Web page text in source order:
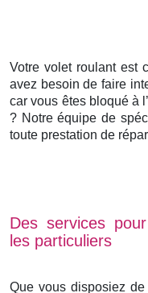
Votre volet roulant est
avez besoin de faire
car vous êtes bloqué à
? Notre équipe de
toute prestation de
Des services
les particuliers
Que vous disposiez